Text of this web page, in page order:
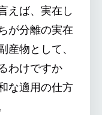
えば、実在し
が分離の実在
物として、
わけですか
な適用の仕方